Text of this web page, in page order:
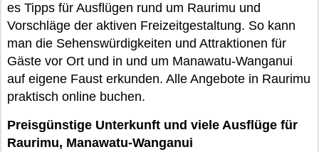
es Tipps für Ausflügen rund um Raurimu und
Vorschläge der aktiven Freizeitgestaltung. So kann
man die Sehenswürdigkeiten und Attraktionen für
Gäste vor Ort und in und um Manawatu-Wanganui
auf eigene Faust erkunden. Alle Angebote in Raurimu
praktisch online buchen.
Preisgünstige Unterkunft und viele Ausflüge für
Raurimu, Manawatu-Wanganui